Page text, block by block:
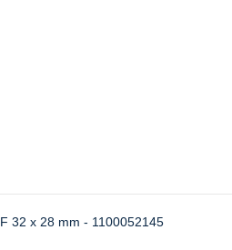
32 x 28 mm - 1100052145